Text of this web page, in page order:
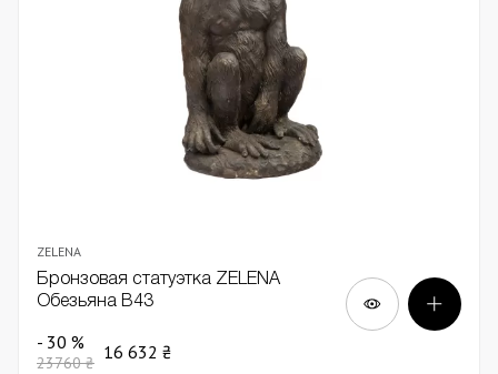
ZELENA
Бронзовая статуэтка ZELENA
Обезьяна В43
- 30 %
23760 ₴ 16 632 ₴